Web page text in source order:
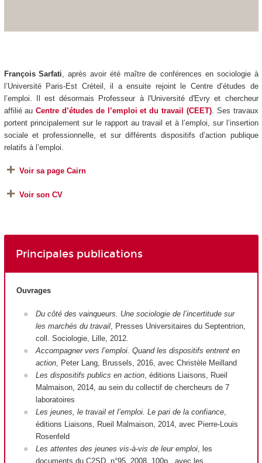
François Sarfati , après avoir été maître de conférences en sociologie à
l’Université Paris-Est Créteil, il a ensuite rejoint le Centre d’études de
l’emploi. Il est désormais Professeur à l'Université d'Evry et chercheur
affilié auCentre d’études de l’emploi et du travail (CEET). Ses travaux
portent principalement sur le rapport au travail et à l’emploi, sur l’insertion
sociale et professionnelle, et sur différents dispositifs d’action publique
relatifs à l’emploi.
Voir sa page Cairn
Voir son CV
Principales publications
Ouvrages
Du côté des vainqueurs. Une sociologie de l’incertitude sur
les marchés du travail, Presses Universitaires du Septentrion,
coll. Sociologie, Lille, 2012.
Accompagner vers l’emploi. Quand les dispositifs entrent en
action, Peter Lang, Brussels, 2016, avec Christèle Meilland
Les dispositifs publics en action, éditions Liaisons, Rueil
Malmaison, 2014, au sein du collectif de chercheurs de 7
laboratoires
Les jeunes, le travail et l’emploi. Le pari de la confiance,
éditions Liaisons, Rueil Malmaison, 2014, avec Pierre-Louis
Rosenfeld
Les attentes des jeunes vis-à-vis de leur emploi, les
documents du C2SD, n°95, 2008, 100p., avec les